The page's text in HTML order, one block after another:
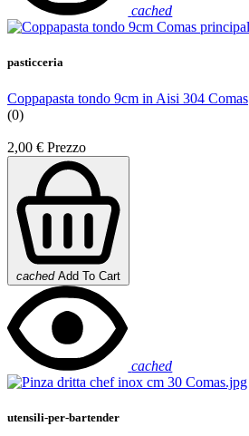
cached
pasticceria
Coppapasta tondo 9cm in Aisi 304 Comas
(0)
2,00 € Prezzo
cached Add To Cart
cached
utensili-per-bartender